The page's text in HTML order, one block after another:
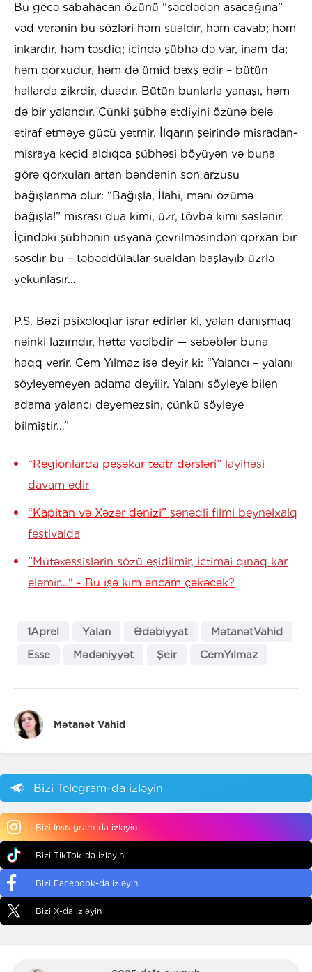
Bu gecə sabahacan özünü “səcdədən asacağına”
vəd verənin bu sözləri həm sualdır, həm cavab; həm
inkardır, həm təsdiq; içində şübhə də var, inam da;
həm qorxudur, həm də ümid bəxş edir – bütün
hallarda zikrdir, duadır. Bütün bunlarla yanaşı, həm
də bir yalandır. Çünki şübhə etdiyini özünə belə
etiraf etməyə gücü yetmir. İlqarın şeirində misradan-
misraya keçid aldıqca şübhəsi böyüyən və buna
görə qorxuları artan bəndənin son arzusu
bağışlanma olur: “Bağışla, İlahi, məni özümə
bağışla!” misrası dua kimi, üzr, tövbə kimi səslənir.
İçindəki şübhənin üsyana çevrilməsindən qorxan bir
səsdir bu – təbəddülatlar sualdan başlayıb üzrlə
yekunlaşır…
P.S. Bəzi psixoloqlar israr edirlər ki, yalan danışmaq
nəinki lazımdır, hətta vacibdir — səbəblər buna
haqq verir. Cem Yılmaz isə deyir ki: “Yalancı – yalanı
söyleyemeyen adama deyilir. Yalanı söyleye bilen
adama yalancı deyemezsin, çünkü söyleye
bilmiştir…”
“Regionlarda peşəkar teatr dərsləri” layihəsi
davam edir
“Kapitan və Xəzər dənizi” sənədli filmi beynəlxalq
festivalda
"Mütəxəssislərin sözü eşidilmir, ictimai qınaq kar
eləmir…" - Bu işə kim əncam çəkəcək?
1Aprel Yalan Ədəbiyyat
MətanətVahid
Esse
Mədəniyyət Şeir CemYılmaz
Mətanət Vahid
Bizi Telegram-da izləyin
Bizi Instagram-da izləyin
Bizi TikTok-da izləyin
Bizi Facebook-da izləyin
Bizi X-da izləyin